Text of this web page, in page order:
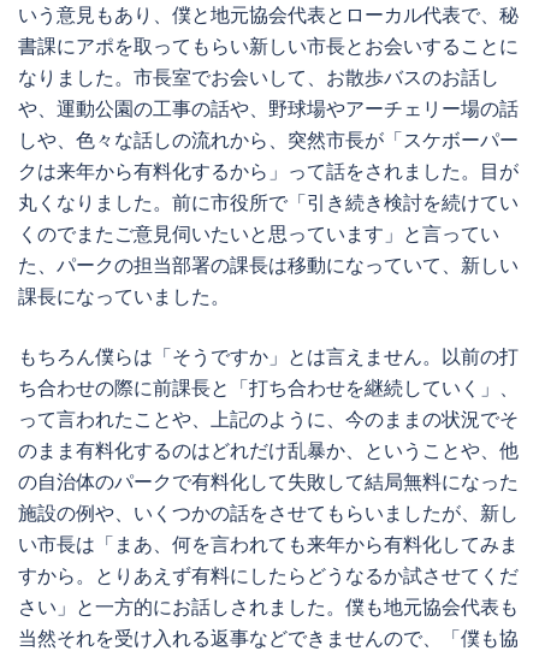
いう意見もあり、僕と地元協会代表とローカル代表で、秘
書課にアポを取ってもらい新しい市長とお会いすることに
なりました。市長室でお会いして、お散歩バスのお話し
や、運動公園の工事の話や、野球場やアーチェリー場の話
しや、色々な話しの流れから、突然市長が「スケボーパー
クは来年から有料化するから」って話をされました。目が
丸くなりました。前に市役所で「引き続き検討を続けてい
くのでまたご意見伺いたいと思っています」と言ってい
た、パークの担当部署の課長は移動になっていて、新しい
課長になっていました。
もちろん僕らは「そうですか」とは言えません。以前の打
ち合わせの際に前課長と「打ち合わせを継続していく」、
って言われたことや、上記のように、今のままの状況でそ
のまま有料化するのはどれだけ乱暴か、ということや、他
の自治体のパークで有料化して失敗して結局無料になった
施設の例や、いくつかの話をさせてもらいましたが、新し
い市長は「まあ、何を言われても来年から有料化してみま
すから。とりあえず有料にしたらどうなるか試させてくだ
さい」と一方的にお話しされました。僕も地元協会代表も
当然それを受け入れる返事などできませんので、「僕も協